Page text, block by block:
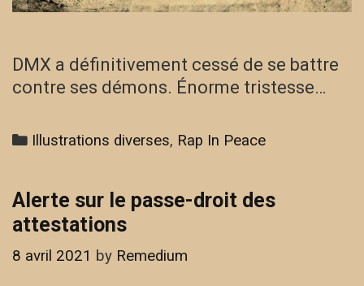
DMX a définitivement cessé de se battre
contre ses démons. Énorme tristesse…
Categories
Illustrations diverses, Rap In Peace
Alerte sur le passe-droit des
attestations
8 avril 2021 by Remedium